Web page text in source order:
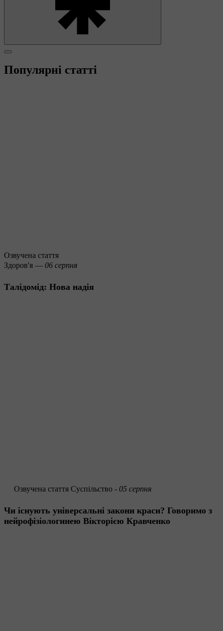
Популярні статті
Озвучена стаття
Здоров'я — 06 серпня
Талідомід: Нова надія
Озвучена стаття Суспільство - 05 серпня
Чи існують універсальні закони краси? Говоримо з
нейрофізіологинею Вікторією Кравченко